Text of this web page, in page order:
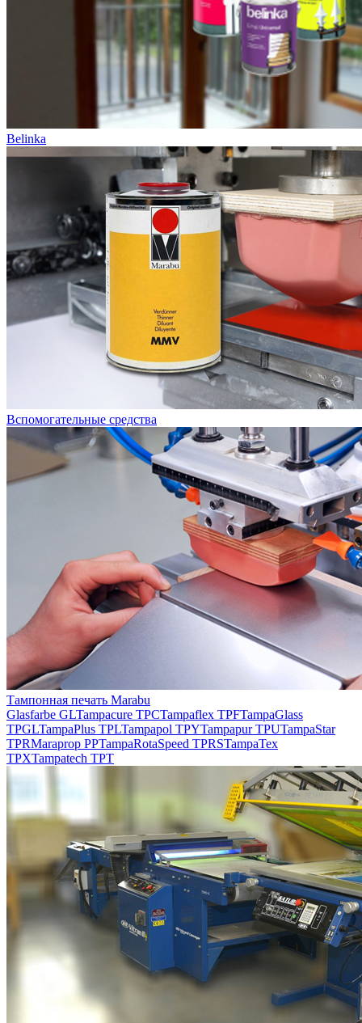
Belinka
Вспомогательные средства
Тампонная печать Marabu
Glasfarbe GLTampacure TPCTampaflex TPFTampaGlass
TPGLTampaPlus TPLTampapol TPYTampapur TPUTampaStar
TPRMaraprop PPTampaRotaSpeed TPRSTampaTex
TPXTampatech TPT